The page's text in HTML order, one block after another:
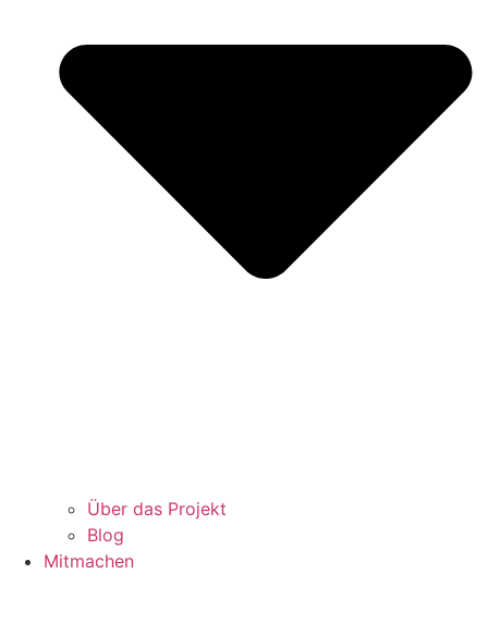
Über das Projekt
Blog
Mitmachen